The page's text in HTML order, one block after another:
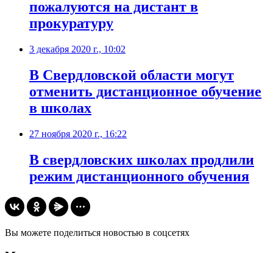
пожалуются на дистант в
прокуратуру
3 декабря 2020 г., 10:02
В Свердловской области могут
отменить дистанционное обучение
в школах
27 ноября 2020 г., 16:22
В свердловских школах продлили
режим дистанционного обучения
Вы можете поделиться новостью в соцсетях